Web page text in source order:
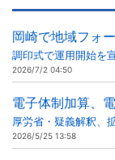
岡崎で地域フォ
調印式で運用開始を
2026/7/2 04:50
電子体制加算、
厚労省・疑義解釈、
2026/5/25 13:58